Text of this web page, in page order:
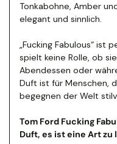
Tonkabohne, Amber
elegant und sinnlich.
„Fucking Fabulous“ ist
spielt keine Rolle, ob
Abendessen oder
Duft ist für Menschen,
begegnen der Welt
Tom Ford Fucking
Duft, es ist eine Art zu